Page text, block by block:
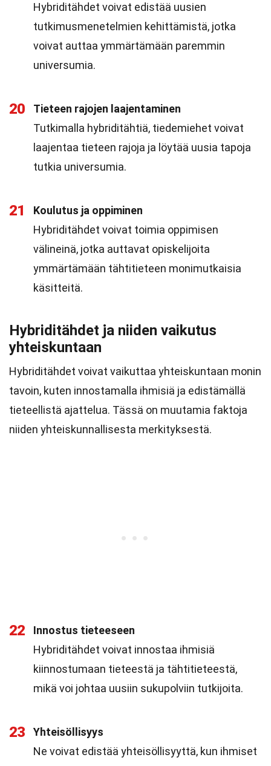
Hybriditähdet voivat edistää uusien
tutkimusmenetelmien kehittämistä, jotka
voivat auttaa ymmärtämään paremmin
universumia.
20
Tieteen rajojen laajentaminen
Tutkimalla hybriditähtiä, tiedemiehet voivat
laajentaa tieteen rajoja ja löytää uusia tapoja
tutkia universumia.
21
Koulutus ja oppiminen
Hybriditähdet voivat toimia oppimisen
välineinä, jotka auttavat opiskelijoita
ymmärtämään tähtitieteen monimutkaisia
käsitteitä.
Hybriditähdet ja niiden vaikutus
yhteiskuntaan
Hybriditähdet voivat vaikuttaa yhteiskuntaan monin
tavoin, kuten innostamalla ihmisiä ja edistämällä
tieteellistä ajattelua. Tässä on muutamia faktoja
niiden yhteiskunnallisesta merkityksestä.
22
Innostus tieteeseen
Hybriditähdet voivat innostaa ihmisiä
kiinnostumaan tieteestä ja tähtitieteestä,
mikä voi johtaa uusiin sukupolviin tutkijoita.
23
Yhteisöllisyys
Ne voivat edistää yhteisöllisyyttä, kun ihmiset